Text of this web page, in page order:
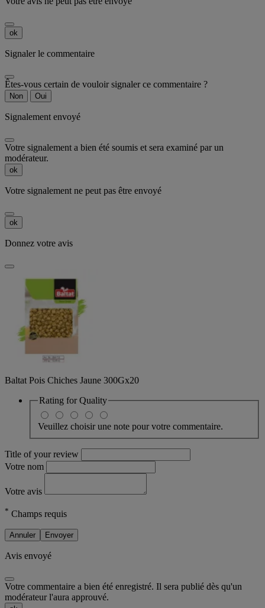
ok
Signaler le commentaire
Êtes-vous certain de vouloir signaler ce commentaire ?
Non Oui
Signalement envoyé
Votre signalement a bien été soumis et sera examiné par un
modérateur.
ok
Votre signalement ne peut pas être envoyé
ok
Donnez votre avis
Baltat Pois Chiches Jaune 300Gx20
Rating forQuality
Veuillez choisir une note pour votre commentaire.
Title of your review
Votre nom
Votre avis
* Champs requis
Annuler Envoyer
Avis envoyé
Votre commentaire a bien été enregistré. Il sera publié dès qu'un
modérateur l'aura approuvé.